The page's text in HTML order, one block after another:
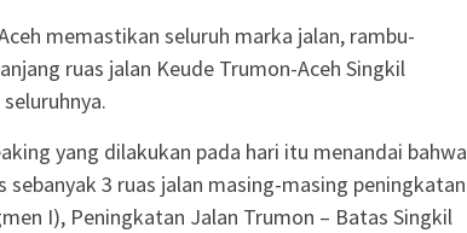
memastikan seluruh marka jalan, rambu-
ruas jalan Keude Trumon-Aceh Singkil
yang dilakukan pada hari itu menandai bahwa
3 ruas jalan masing-masing peningkatan
I), Peningkatan Jalan Trumon – Batas Singkil